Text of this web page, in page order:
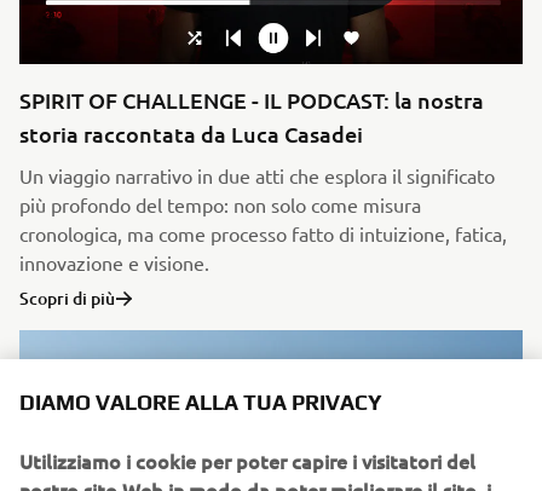
SPIRIT OF CHALLENGE - IL PODCAST: la nostra
storia raccontata da Luca Casadei
Un viaggio narrativo in due atti che esplora il significato
più profondo del tempo: non solo come misura
cronologica, ma come processo fatto di intuizione, fatica,
innovazione e visione.
Scopri di più
DIAMO VALORE ALLA TUA PRIVACY
Utilizziamo i cookie per poter capire i visitatori del